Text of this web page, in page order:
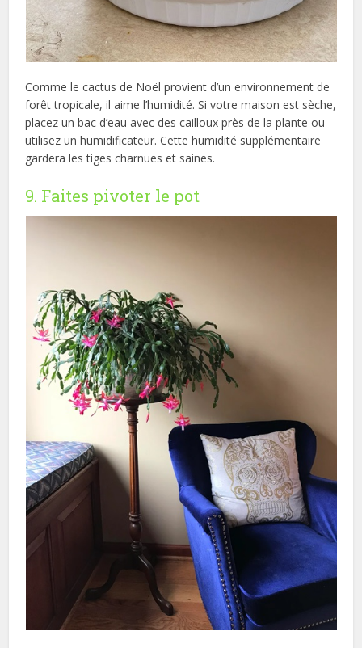
Comme le cactus de Noël provient d’un environnement de
forêt tropicale, il aime l’humidité. Si votre maison est sèche,
placez un bac d’eau avec des cailloux près de la plante ou
utilisez un humidificateur. Cette humidité supplémentaire
gardera les tiges charnues et saines.
9. Faites pivoter le pot